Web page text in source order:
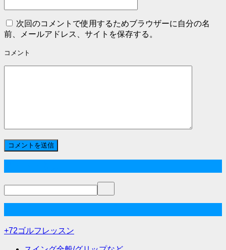
次回のコメントで使用するためブラウザーに自分の名
前、メールアドレス、サイトを保存する。
コメント
+72ゴルフレッスン